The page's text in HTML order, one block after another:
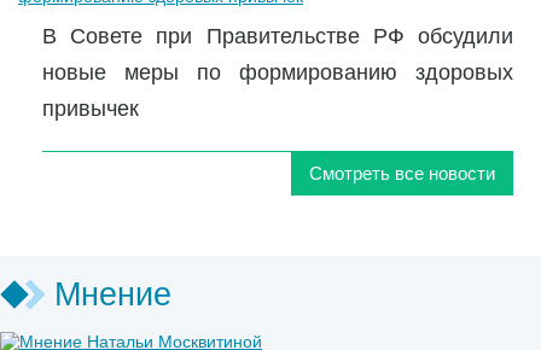
В Совете при Правительстве РФ обсудили
новые меры по формированию здоровых
привычек
Смотреть все новости
Мнение